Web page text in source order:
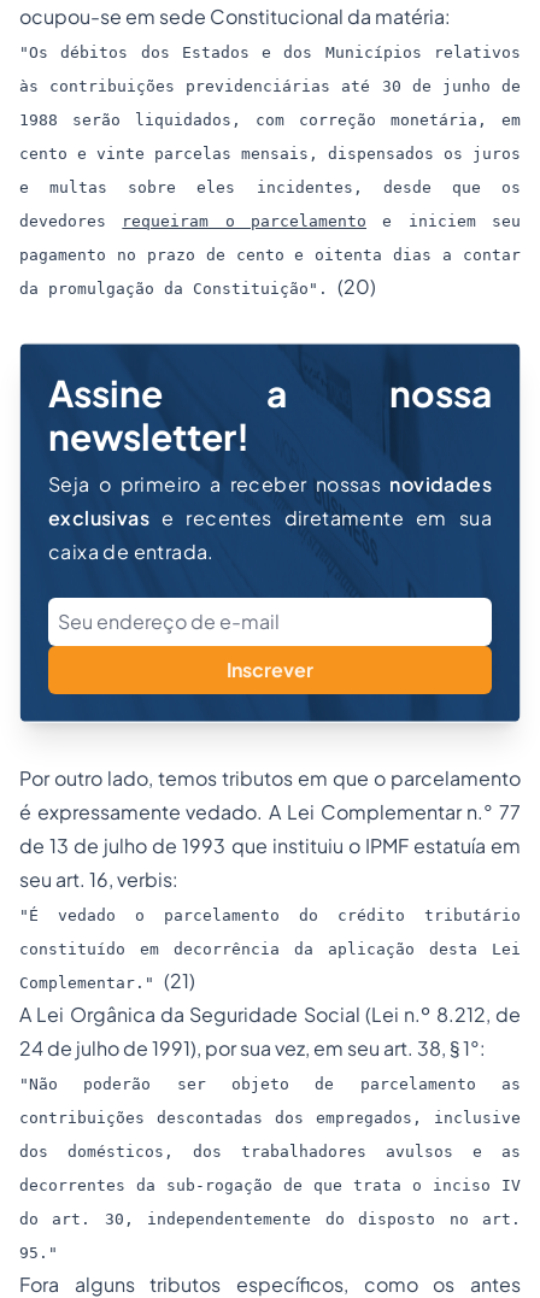
ocupou-se em sede Constitucional da matéria:
"Os débitos dos Estados e dos Municípios relativos
às contribuições previdenciárias até 30 de junho de
1988 serão liquidados, com correção monetária, em
cento e vinte parcelas mensais, dispensados os juros
e multas sobre eles incidentes, desde que os
devedores
requeiram o parcelamento e iniciem seu
pagamento no prazo de cento e oitenta dias a contar
da promulgação da Constituição". (20)
Assine a nossa
newsletter!
Seja o primeiro a receber nossas novidades
exclusivas e recentes diretamente em sua
caixa de entrada.
Inscrever
Por outro lado, temos tributos em que o parcelamento
é expressamente vedado. A Lei Complementar n.° 77
de 13 de julho de 1993 que instituiu o IPMF estatuía em
seu art. 16,verbis:
"É vedado o parcelamento do crédito tributário
constituído em decorrência da aplicação desta Lei
Complementar." (21)
A Lei Orgânica da Seguridade Social (Lei n.º 8.212, de
24 de julho de 1991), por sua vez, em seu art. 38, § 1°:
"Não poderão ser objeto de parcelamento as
contribuições descontadas dos empregados, inclusive
dos domésticos, dos trabalhadores avulsos e as
decorrentes da sub-rogação de que trata o inciso IV
do art. 30, independentemente do disposto no art.
95."
Fora alguns tributos específicos, como os antes